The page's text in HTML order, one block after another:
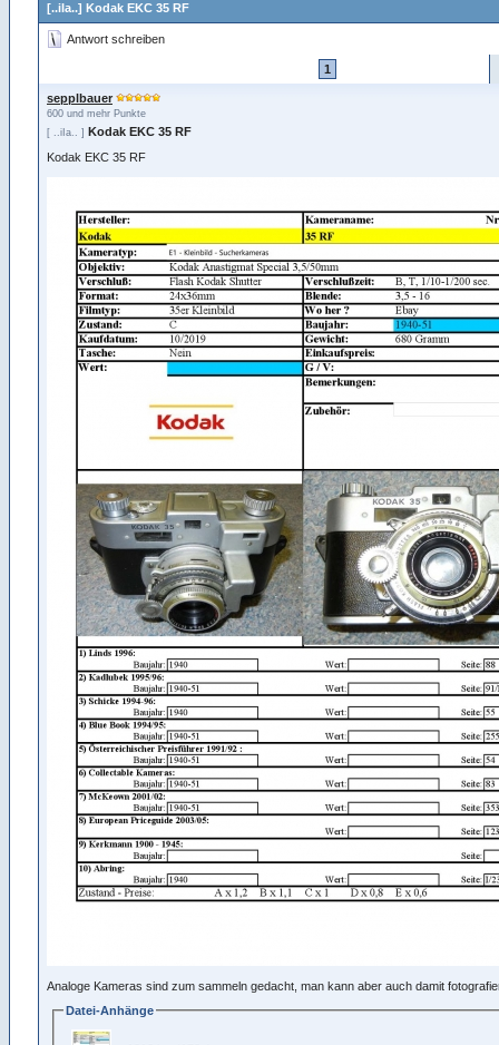
[..iIa..] Kodak EKC 35 RF
Antwort schreiben
1
sepplbauer
600 und mehr Punkte
[ ..iIa.. ] Kodak EKC 35 RF
Kodak EKC 35 RF
Analoge Kameras sind zum sammeln gedacht, man kann aber auch damit
Datei-Anhänge